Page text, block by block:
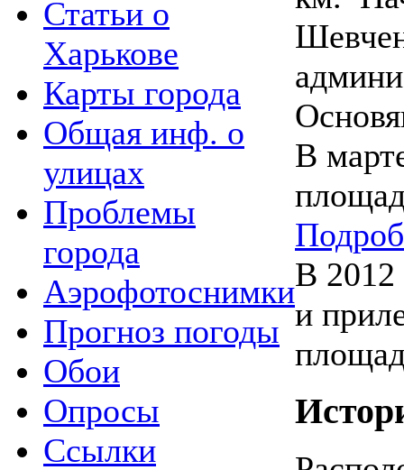
Статьи о
Харькове
Карты города
Общая инф. о
улицах
Проблемы
города
Аэрофотоснимки
Прогноз погоды
Обои
Опросы
Ссылки
В
В 2012
и